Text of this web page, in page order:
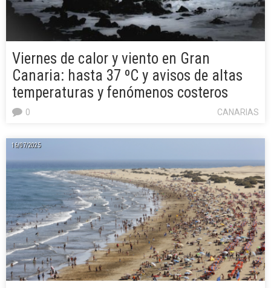
Viernes de calor y viento en Gran
Canaria: hasta 37 ºC y avisos de altas
temperaturas y fenómenos costeros
CANARIAS
0
16/07/2025